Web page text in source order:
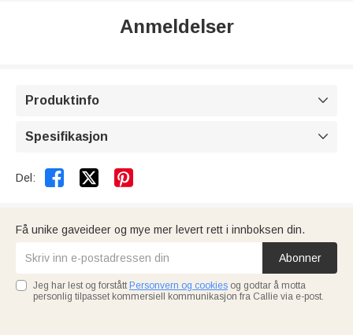
Anmeldelser
Produktinfo 
Spesifikasjon 
Del:  
Få unike gaveideer og mye mer levert rett i innboksen din.
Abonner
Jeg har lest og forstått Personvern og cookies og godtar å motta
personlig tilpasset kommersiell kommunikasjon fra Callie via e-post.